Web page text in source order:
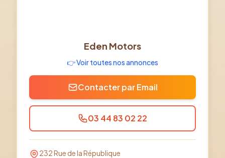
Eden Motors
👉 Voir toutes nos annonces
Contacter par Email
03 44 83 02 22
232 Rue de la République